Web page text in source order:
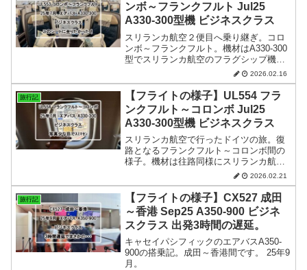
ンボ～フランクフルト Jul25
A330-300型機 ビジネスクラス
スリランカ航空２便目へ乗り継ぎ。コロ
ンボ～フランクフルト。機材はA330-300
型でスリランカ航空のフラグシップ機＆
2026.02.16
旅行記
【フライトの様子】UL554 フラ
ンクフルト～コロンボ Jul25
A330-300型機 ビジネスクラス
スリランカ航空で行ったドイツの旅。復
路となるフランクフルト～コロンボ間の
様子。機材は往路同様にスリランカ航空
のフラグシップ機＆最新シート。25年7
月。
2026.02.21
旅行記
【フライトの様子】CX527 成田
～香港 Sep25 A350-900 ビジネ
スクラス 出発3時間の遅延。
キャセイパシフィックのエアバスA350-
900の搭乗記。成田～香港間です。 25年9
月。